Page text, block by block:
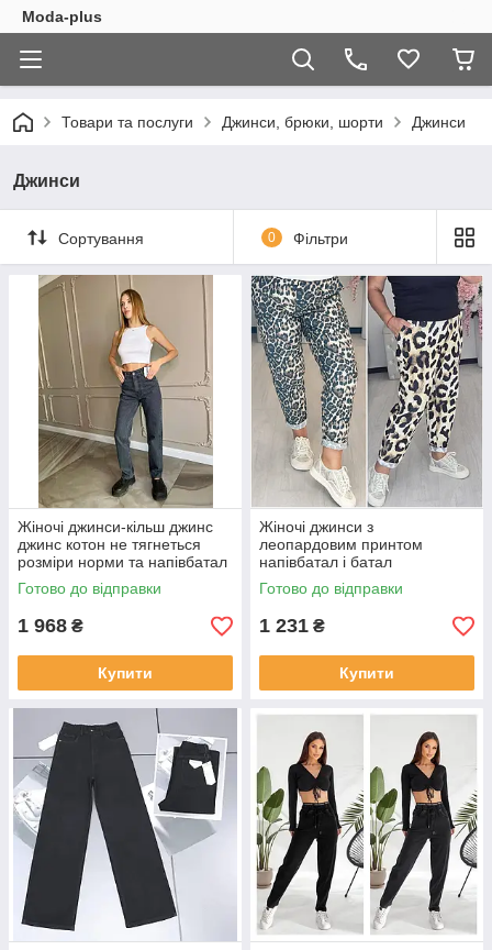
Moda-plus
Товари та послуги Джинси, брюки, шорти Джинси
Джинси
Сортування 0 Фільтри
Жіночі джинси-кільш джинс
джинс котон не тягнеться
розміри норми та напівбатал
Готово до відправки
1 968 ₴
Купити
Жіночі джинси з
леопардовим принтом
напівбатал і батал
Готово до відправки
1 231 ₴
Купити